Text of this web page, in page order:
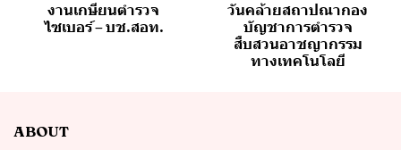
งานเกษียนตำรวจ
ไซเบอร์ – บช.สอท.
วันคล้ายสถาปณากอง
บัญชาการตำรวจ
สืบสวนอาชญากรรม
ทางเทคโนโลยี
ABOUT